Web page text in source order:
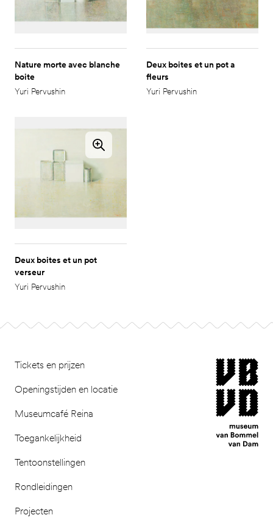
Nature morte avec blanche
boite
Yuri Pervushin
Deux boites et un pot a
fleurs
Yuri Pervushin
Deux boites et un pot
verseur
Yuri Pervushin
Tickets en prijzen
Openingstijden en locatie
Museumcafé Reina
Toegankelijkheid
Tentoonstellingen
Rondleidingen
Projecten
museum van